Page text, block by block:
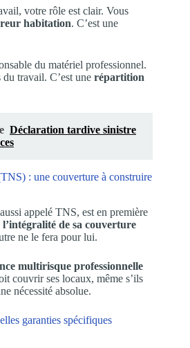
votre rôle est clair. Vous
habitation. C’est une
du matériel professionnel.
travail. C’est une répartition
Déclaration tardive sinistre
: une couverture à construire
appelé TNS, est en première
l’intégralité de sa couverture
ne le fera pour lui.
multirisque professionnelle
couvrir ses locaux, même s’ils
nécessité absolue.
garanties spécifiques